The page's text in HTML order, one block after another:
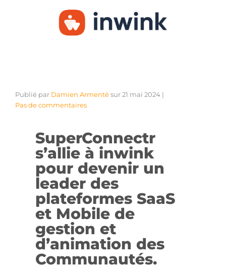
Publié par Damien Armentésur21 mai 2024 |
Pas de commentaires
SuperConnectr
s’allie à inwink
pour devenir un
leader des
plateformes SaaS
et Mobile de
gestion et
d’animation des
Communautés.